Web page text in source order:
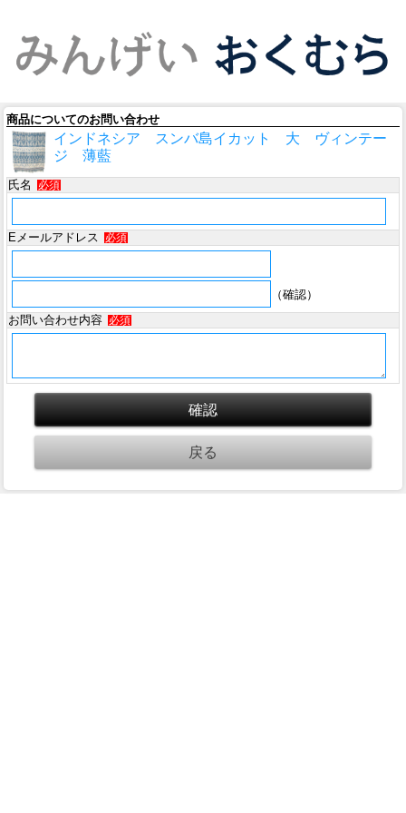
商品についてのお問い合わせ
インドネシア スンバ島イカット 大 ヴィンテー
ジ 薄藍
氏名 必須
Eメールアドレス 必須
（確認）
お問い合わせ内容
必須